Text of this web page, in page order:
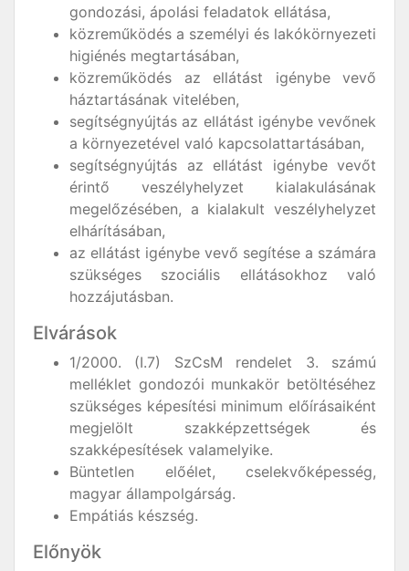
gondozási, ápolási feladatok ellátása,
közreműködés a személyi és lakókörnyezeti
higiénés megtartásában,
közreműködés az ellátást igénybe vevő
háztartásának vitelében,
segítségnyújtás az ellátást igénybe vevőnek
a környezetével való kapcsolattartásában,
segítségnyújtás az ellátást igénybe vevőt
érintő veszélyhelyzet kialakulásának
megelőzésében, a kialakult veszélyhelyzet
elhárításában,
az ellátást igénybe vevő segítése a számára
szükséges szociális ellátásokhoz való
hozzájutásban.
Elvárások
1/2000. (I.7) SzCsM rendelet 3. számú
melléklet gondozói munkakör betöltéséhez
szükséges képesítési minimum előírásaiként
megjelölt szakképzettségek és
szakképesítések valamelyike.
Büntetlen előélet, cselekvőképesség,
magyar állampolgárság.
Empátiás készség.
Előnyök